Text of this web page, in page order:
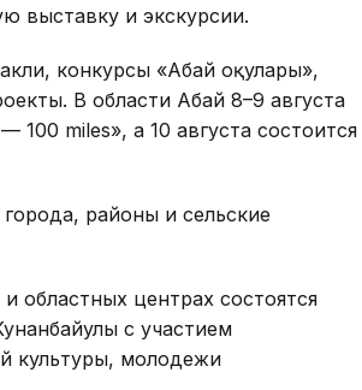
выставку и экскурсии.
конкурсы «Абай оқулары»,
В области Абай 8–9 августа
100 miles», а 10 августа состоится
районы и сельские
областных центрах состоятся
с участием
культуры, молодежи